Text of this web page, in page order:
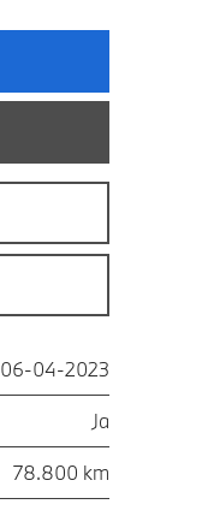
06-04-2023
Ja
78.800 km